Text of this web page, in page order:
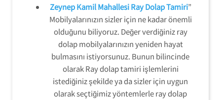
Zeynep Kamil Mahallesi Ray Dolap Tamiri”
Mobilyalarınızın sizler için ne kadar önemli
olduğunu biliyoruz. Değer verdiğiniz ray
dolap mobilyalarınızın yeniden hayat
bulmasını istiyorsunuz. Bunun bilincinde
olarak Ray dolap tamiri işlemlerini
istediğiniz şekilde ya da sizler için uygun
olarak seçtiğimiz yöntemlerle ray dolap